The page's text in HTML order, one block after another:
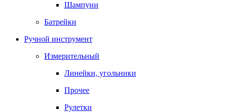
Шампуни
Батрейки
Ручной инструмент
Измерительный
Линейки, угольники
Прочее
Рулетки